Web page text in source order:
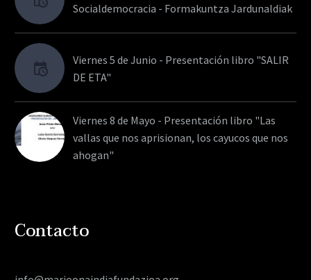
Socialdemocracia - Formakuntza Jardunaldiak
Viernes 5 de Junio - Presentación libro "SALIR
DE ETA"
Viernes 8 de Mayo - Presentación libro "Las
vallas que nos aprisionan, los cayucos que nos
ahogan"
Contacto